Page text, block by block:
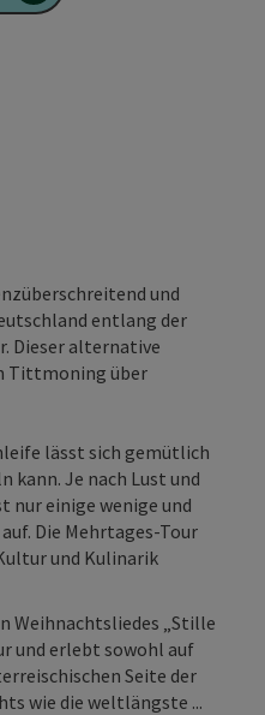
und
entlang der
Dieser alternative
Tittmoning über
lässt sich gemütlich
kann. Je nach Lust und
nur einige wenige und
Die Mehrtages-Tour
und Kulinarik
Weihnachtsliedes „Stille
und erlebt sowohl auf
Seite der
wie die weltlängste ...